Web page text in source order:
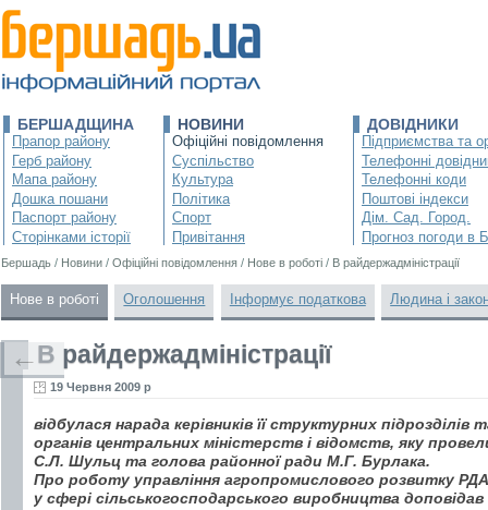
БЕРШАДЩИНА
Прапор району
Герб району
Мапа району
Дошка пошани
Паспорт району
Сторінками історії
НОВИНИ
Офіційні повідомлення
Суспільство
Культура
Політика
Спорт
Привітання
ДОВІДНИКИ
Підприємства та
Телефонні
Телефонні коди
Поштові індекси
Дім. Сад. Город.
Прогноз погоди в
Бершадь / Новини / Офіційні повідомлення / Нове в роботі / В райдержадміністрації
Нове в роботі Оголошення Інформує податкова Людина і
В райдержадміністрації
19 Червня 2009 р
відбулася нарада керівників її структурних
органів центральних міністерств і відомств, яку
С.Л. Шульц та голова районної ради М.Г. Бурлака.
Про роботу управління агропромислового розвитку РДА
у сфері сільськогосподарського виробництва
←